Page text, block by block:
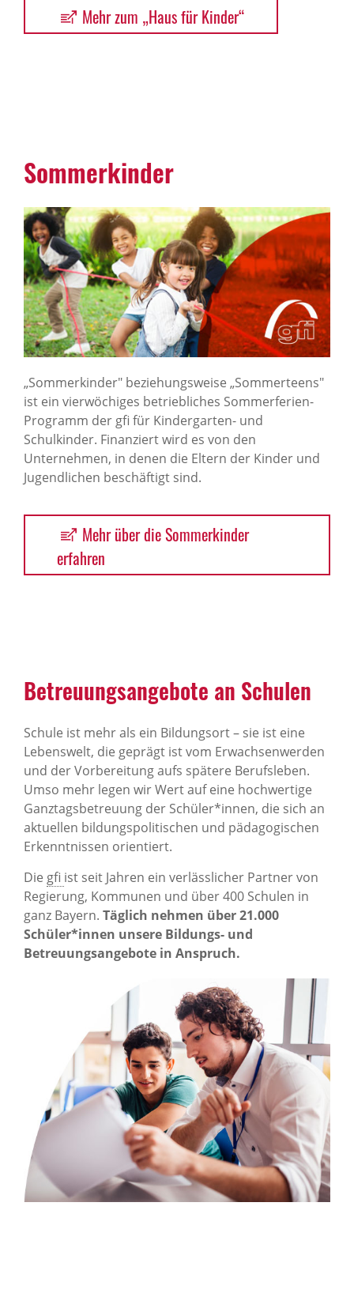
Mehr zum „Haus für Kinder“
Sommer­kinder
„Sommerkinder" beziehungsweise „Sommerteens"
ist ein vierwöchiges betriebliches Sommerferien-
Programm der gfi für Kindergarten- und
Schulkinder. Finanziert wird es von den
Unternehmen, in denen die Eltern der Kinder und
Jugendlichen beschäftigt sind.
Mehr über die Sommerkinder
erfahren
Betreu­ungs­an­ge­bote an Schulen
Schule ist mehr als ein Bildungsort – sie ist eine
Lebenswelt, die geprägt ist vom Erwachsenwerden
und der Vorbereitung aufs spätere Berufsleben.
Umso mehr legen wir Wert auf eine hochwertige
Ganztagsbetreuung der Schüler*innen, die sich an
aktuellen bildungspolitischen und pädagogischen
Erkenntnissen orientiert.
Die gfi ist seit Jahren ein verlässlicher Partner von
Regierung, Kommunen und über 400 Schulen in
ganz Bayern. Täglich nehmen über 21.000
Schüler*innen unsere Bildungs- und
Betreuungsangebote in Anspruch.